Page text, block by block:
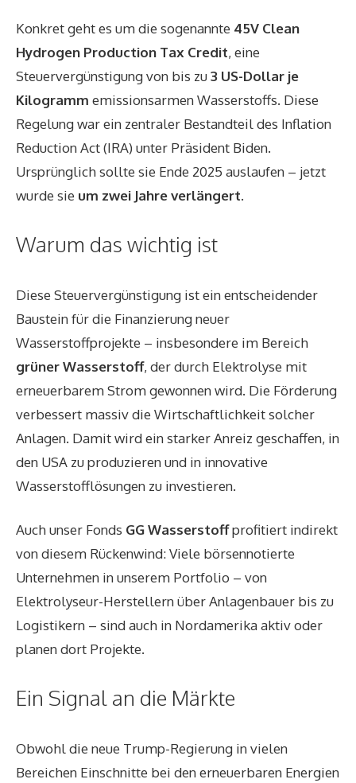
Konkret geht es um die sogenannte 45V Clean
Hydrogen Production Tax Credit, eine
Steuervergünstigung von bis zu3 US-Dollar je
Kilogramm emissionsarmen Wasserstoffs. Diese
Regelung war ein zentraler Bestandteil des Inflation
Reduction Act (IRA) unter Präsident Biden.
Ursprünglich sollte sie Ende 2025 auslaufen – jetzt
wurde sie um zwei Jahre verlängert.
Warum das wichtig ist
Diese Steuervergünstigung ist ein entscheidender
Baustein für die Finanzierung neuer
Wasserstoffprojekte – insbesondere im Bereich
grüner Wasserstoff, der durch Elektrolyse mit
erneuerbarem Strom gewonnen wird. Die Förderung
verbessert massiv die Wirtschaftlichkeit solcher
Anlagen. Damit wird ein starker Anreiz geschaffen, in
den USA zu produzieren und in innovative
Wasserstofflösungen zu investieren.
Auch unser Fonds GG Wasserstoffprofitiert indirekt
von diesem Rückenwind: Viele börsennotierte
Unternehmen in unserem Portfolio – von
Elektrolyseur-Herstellern über Anlagenbauer bis zu
Logistikern – sind auch in Nordamerika aktiv oder
planen dort Projekte.
Ein Signal an die Märkte
Obwohl die neue Trump-Regierung in vielen
Bereichen Einschnitte bei den erneuerbaren Energien